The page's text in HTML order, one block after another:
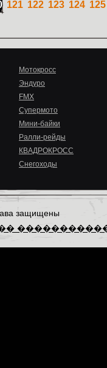
121 122 123 124 125
Мотокросс
Эндуро
FMX
Супермото
Мини-байки
Ралли-рейды
КВАДРОКРОСС
Снегоходы
защищены